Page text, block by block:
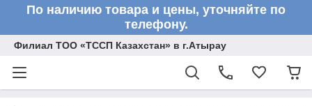
По наличию товара и цены, уточняйте по
телефону.
Филиал ТОО «ТССП Казахстан» в г.Атырау